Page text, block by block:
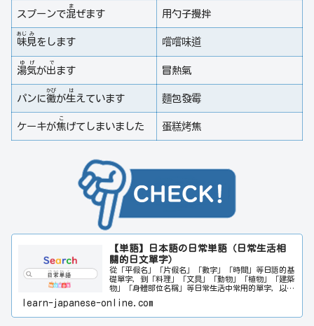
スプーンで混
ま
ぜます 用勺子攪拌
味
あじ
見
み
をします 嚐嚐味道
湯
ゆ
気
げ
が出
で
ます 冒熱氣
パンに黴
かび
が生
は
えています 麵包發霉
ケーキが焦
こ
げてしまいました 蛋糕烤焦
【単語】日本語の日常単語（日常生活相
關的日文單字）
從「平假名」「片假名」「數字」「時間」等日語的基
礎單字，到「料理」「文具」「動物」「植物」「建築
物」「身體部位名稱」等日常生活中常用的單字，以及
表示感情和味道的形容詞，均按類別詳細介紹。基於
「百聞不如一見」的觀念，每個單字都附有相關插圖，
讓您像看漫畫一樣輕鬆愉快地記住單字。關於旅行中常
learn-japanese-online.com